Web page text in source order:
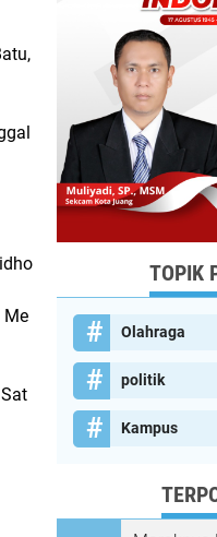
Me
TOPIK
Olahraga
politik
Kampus